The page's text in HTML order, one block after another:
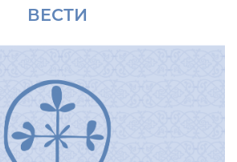
ВЕСТИ